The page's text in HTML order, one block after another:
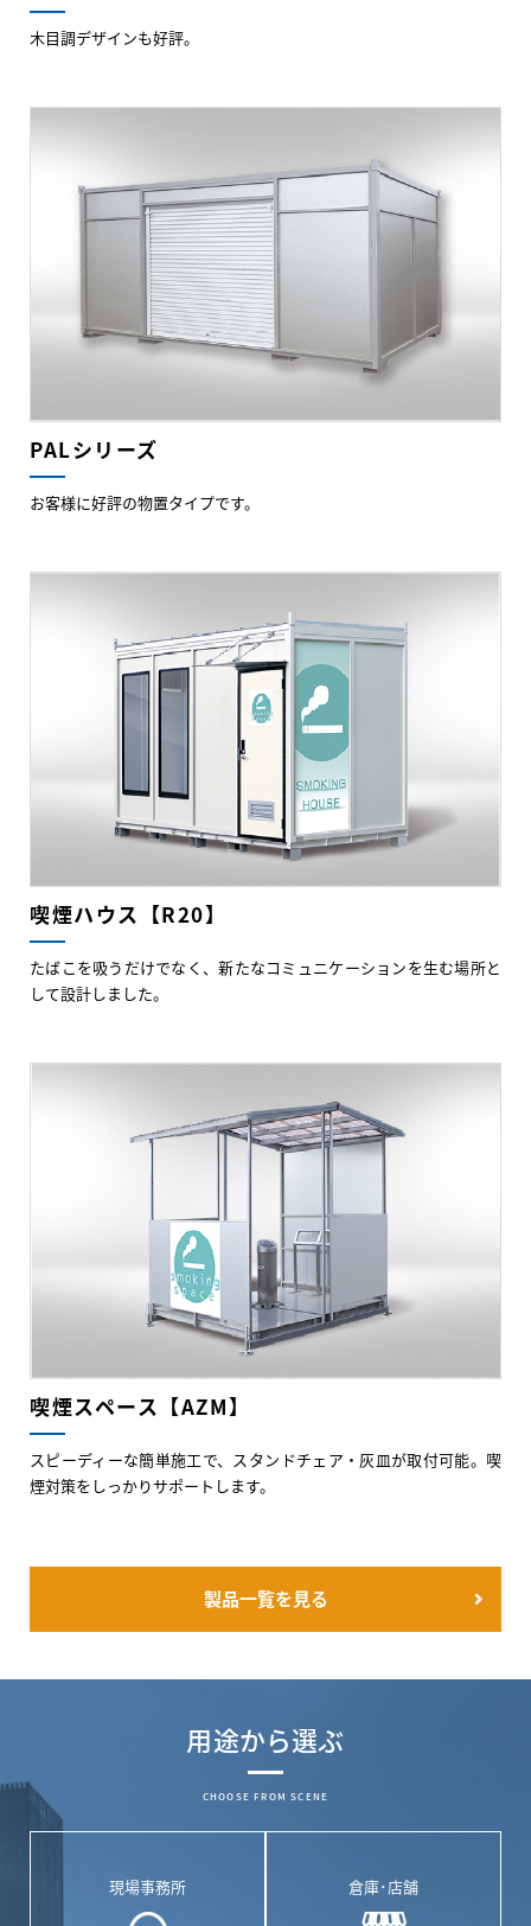
木目調デザインも好評。
PALシリーズ
お客様に好評の物置タイプです。
喫煙ハウス【R20】
たばこを吸うだけでなく、新たなコミュニケーションを生む場所と
して設計しました。
喫煙スペース【AZM】
スピーディーな簡単施工で、スタンドチェア・灰皿が取付可能。喫
煙対策をしっかりサポートします。
製品一覧を見る
用途から選ぶ
CHOOSE FROM SCENE
現場事務所 倉庫･店舗